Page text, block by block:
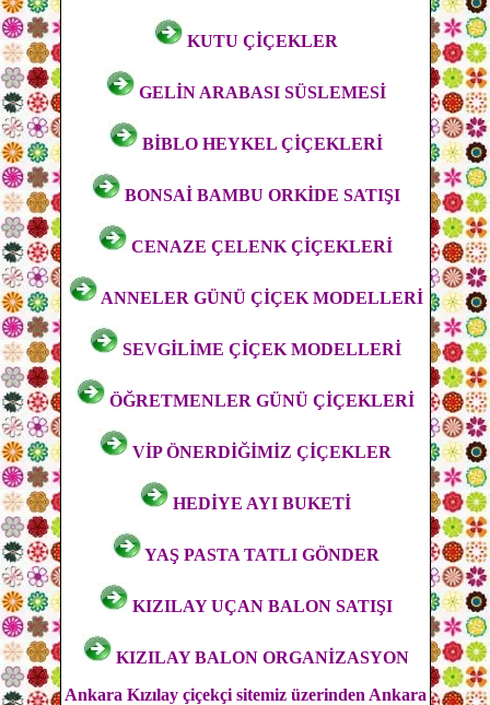
KUTU ÇİÇEKLER
GELİN ARABASI SÜSLEMESİ
BİBLO HEYKEL ÇİÇEKLERİ
BONSAİ BAMBU ORKİDE SATIŞI
CENAZE ÇELENK ÇİÇEKLERİ
ANNELER GÜNÜ ÇİÇEK MODELLERİ
SEVGİLİME ÇİÇEK MODELLERİ
ÖĞRETMENLER GÜNÜ ÇİÇEKLERİ
VİP ÖNERDİĞİMİZ ÇİÇEKLER
HEDİYE AYI BUKETİ
YAŞ PASTA TATLI GÖNDER
KIZILAY UÇAN BALON SATIŞI
KIZILAY BALON ORGANİZASYON
Ankara Kızılay çiçekçi sitemiz üzerinden Ankara